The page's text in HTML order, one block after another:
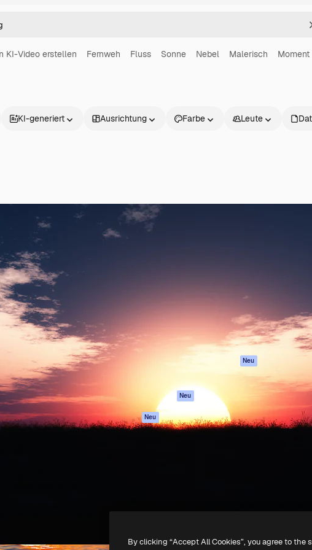
KI-Video erstellen Fernweh Fluss Sonne Nebel Malerisch Moment
KI-generiert Ausrichtung Farbe Leute
um deine beste
Mehr als 1 Million
Kreativen, Unternehmen,
KI-Assistent
KI-Bildgenerator
KI-Videogenerator
KI-
Claude/ChatGPT
Neu
Agenten Neu
API
Dokumentation
Support
Datenschutzerklärung
Neu
Cookie-Richtlinie
Vertrauenszentrum
Partner
Unternehmen
By clicking “Accept All Cookies”, you agree to